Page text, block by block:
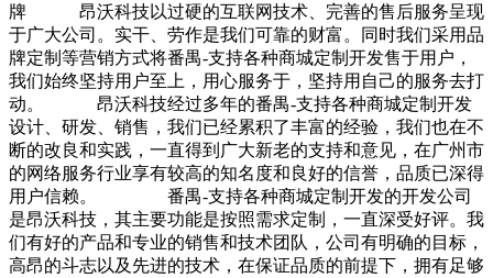
牌 昂沃科技以过硬的互联网技术、完善的售后服务呈现
于广大公司。实干、劳作是我们可靠的财富。同时我们采用品
牌定制等营销方式将番禺-支持各种商城定制开发售于用户，
我们始终坚持用户至上，用心服务于，坚持用自己的服务去打
动。 昂沃科技经过多年的番禺-支持各种商城定制开发
设计、研发、销售，我们已经累积了丰富的经验，我们也在不
断的改良和实践，一直得到广大新老的支持和意见，在广州市
的网络服务行业享有较高的知名度和良好的信誉，品质已深得
用户信赖。 番禺-支持各种商城定制开发的开发公司
是昂沃科技，其主要功能是按照需求定制，一直深受好评。我
们有好的产品和专业的销售和技术团队，公司有明确的目标，
高昂的斗志以及先进的技术，在保证品质的前提下，拥有足够